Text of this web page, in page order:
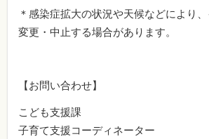
＊感染症拡大の状況や天候などにより
変更・中止する場合があります。
【お問い合わせ】
こども支援課
子育て支援コーディネーター